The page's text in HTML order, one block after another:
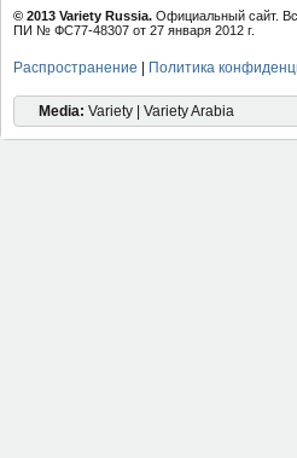
© 2013 Variety Russia. Официальный сайт.
ПИ № ФС77-48307 от 27 января 2012 г.
Распространение Политика
Media: Variety | Variety Arabia